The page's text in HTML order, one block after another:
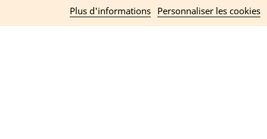
Plus d'informations Personnaliser les cookies